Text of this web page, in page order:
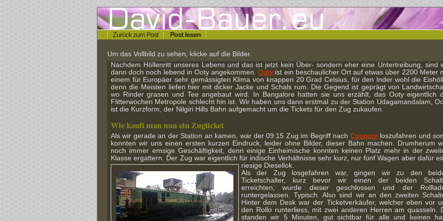
Zurück zum Post Post lesen
Um das Vollbild zu sehen, klicke auf die Bilder.
Nachdem Höllenritt unseres Lebens und das ist jetzt kein Über- sondern eher eine Untertreibung, sind
dann doch noch lebend in Ooty angekommen.Ooty ist ein beschaulicher Ort auf etwas über 2200 Meter
einem für Europäer sehr gemässigten Klima von knappen 20 Grad Celsius, für den Inder wohl die
denn die Meisten liefen hier mit dicker Jacke und Schals rum. Die Gegend ist geprägt von
wo Rinder grasen und Tee angebaut wird. In Bangalore hatten sie uns erzählt, das Ooty eigentlich
Flitterwochen Metropole schlecht hin ist. Wir haben uns dann erstmal zu der Station Udagamandalam,
ist die Kurzform, der Nilgiri Hills Bahn aufgemacht um die Tickets für den Zug zukaufen.
Wie kauft man nun ein Zugticket
Als wir gerade an der Station an kamen, war der 09:15 Zug im Begriff nach Coonoorloszufahren und
konnten wir uns einen ersten kurzen Eindruck, leider ohne Bilder, dieser Bahn machen. Drumherum
noch immer emsige Geschäftigkeit, denn einige Einheimische konnten keinen Platz mehr in der
Klasse ergattern. Der Zug war eigentlich für indische Verhältnisse sehr kurz, nur fünf Wagen aber dafür
riesige Diesellok.
Als der Zug losgefahren war, gingen wir zu den
Ticketschalter, kurz bevor wir einen der beiden
erreichten, wurde dieser geschlossen und der
runtergelassen. Typisch. Also sind wir an den zweiten
Hinter dem Desk war der Ticketverkäufer, welcher eben vor
den Rollo runterliess, mit zwei anderen Herren am quasseln.
standen wir 5 Minuten, gut sichtbar für alle und keinen